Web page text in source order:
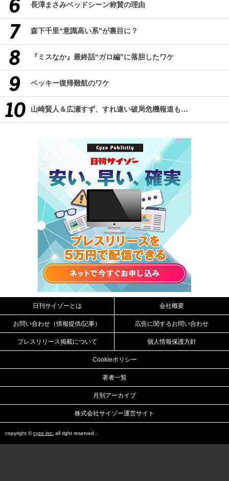
長澤まさみベッドシーン称賛の理由
森下千里“意識高い系”が裏目に？
『ミスなか』最終話“ガロ編”に落胆したワケ
ベッキー復帰難航のワケ
山崎賢人＆広瀬すず、すれ違い破局危機報道も…
日刊サイゾーとは 会社概要
お問い合わせ（情報提供/記事） 広告に関するお問い合わせ
プレスリリース掲載について 個人情報保護方針
Cookieポリシー
著者一覧
月別アーカイブ
株式会社サイゾー運営サイト
copyright ©cyzo inc. all right reserved.